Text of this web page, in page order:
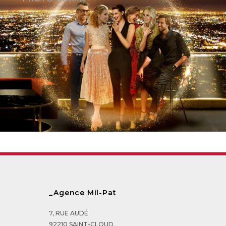
_Agence Mil-Pat
7, RUE AUDÉ
92210 SAINT-CLOUD